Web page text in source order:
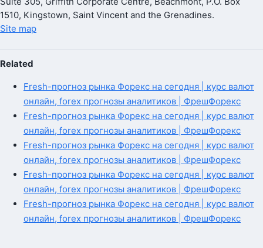
1510, Kingstown, Saint Vincent and the Grenadines.
Site map
Related
Fresh-прогноз рынка Форекс на сегодня | курс валют
онлайн, forex прогнозы аналитиков | ФрешФорекс
Fresh-прогноз рынка Форекс на сегодня | курс валют
онлайн, forex прогнозы аналитиков | ФрешФорекс
Fresh-прогноз рынка Форекс на сегодня | курс валют
онлайн, forex прогнозы аналитиков | ФрешФорекс
Fresh-прогноз рынка Форекс на сегодня | курс валют
онлайн, forex прогнозы аналитиков | ФрешФорекс
Fresh-прогноз рынка Форекс на сегодня | курс валют
онлайн, forex прогнозы аналитиков | ФрешФорекс